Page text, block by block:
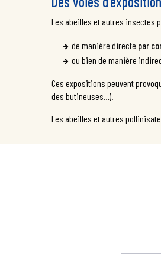
Les abeilles et autres insectes
de manière directe par
ou bien de manière
Ces expositions peuvent
des butineuses…).
Les abeilles et autres